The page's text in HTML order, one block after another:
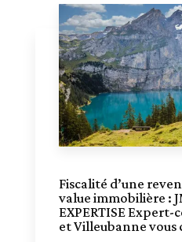
Fiscalité d’une
value immobilière :
EXPERTISE
et Villeubanne vous